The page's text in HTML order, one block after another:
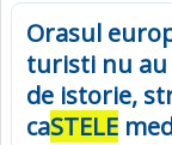
Orasul
turisti nu au
de istorie,
caSTELE